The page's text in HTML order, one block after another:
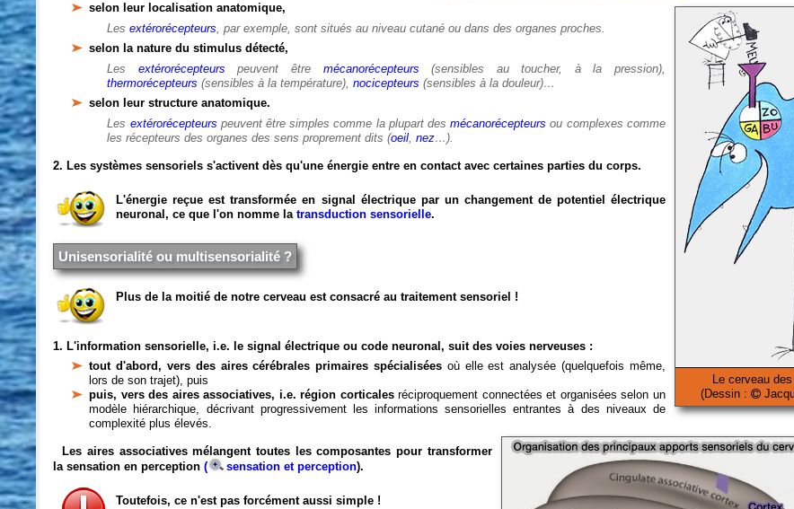
Le cerveau
(Dessin :
selon leur localisation anatomique,
Lesextérorécepteurs, par exemple, sont situés au niveau cutané ou dans des organes proches.
selon la nature du stimulus détecté,
Les extérorécepteurs peuvent être mécanorécepteurs (sensibles au toucher, à la pression),
thermorécepteurs (sensibles à la température),nocicepteurs(sensibles à la douleur)…
selon leur structure anatomique.
Les extérorécepteurs peuvent être simples comme la plupart desmécanorécepteurs ou complexes comme
les récepteurs des organes des sens proprement dits (oeil,nez…).
2. Les systèmes sensoriels s'activent dès qu'une énergie entre en contact avec certaines parties du corps.
L'énergie reçue est transformée en signal électrique par un changement de potentiel électrique
neuronal, ce que l'on nomme latransduction sensorielle.
Unisensorialité ou multisensorialité ?
Plus de la moitié de notre cerveau est consacré au traitement sensoriel !
1. L'information sensorielle, i.e. le signal électrique ou code neuronal, suit des voies nerveuses :
tout d'abord, vers des aires cérébrales primaires spécialiséesoù elle est analysée (quelquefois même,
lors de son trajet), puis
puis, vers des aires associatives, i.e. région corticalesréciproquement connectées et organisées selon un
modèle hiérarchique, décrivant progressivement les informations sensorielles entrantes à des niveaux de
complexité plus élevés.
Les aires associatives mélangent toutes les composantes pour transformer
la sensation en perception( sensation et perception).
Toutefois, ce n'est pas forcément aussi simple !